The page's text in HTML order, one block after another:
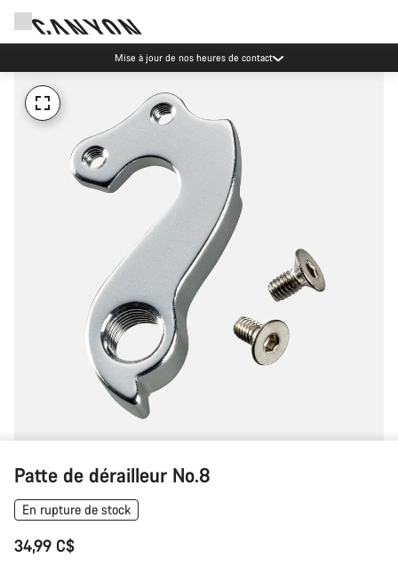
Mise à jour de nos heures de contact
Patte de dérailleur No.8
En rupture de stock
34,99 C$